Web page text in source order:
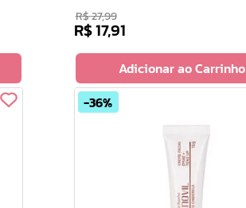
R$27,99
R$17,91
Adicionar ao Carrinho
36%